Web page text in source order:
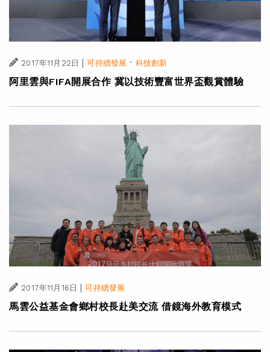
2017年11月22日 | 可持續發展 · 科技創新
阿里雲與FIFA開展合作 冀以技術豐富世界盃觀賞體驗
2017年11月16日 | 可持續發展
馬雲公益基金會鄉村校長赴美交流 借鏡海外教育模式